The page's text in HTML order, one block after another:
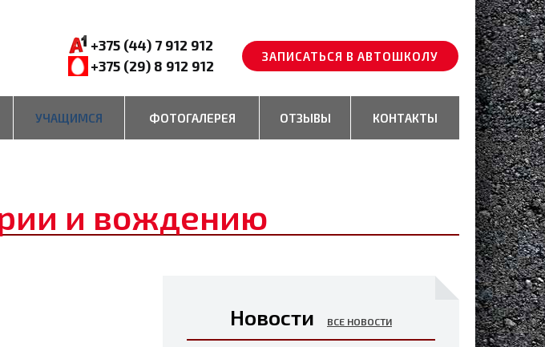
+375 (44) 7 912 912
+375 (29) 8 912 912
ЗАПИСАТЬСЯ В АВТОШКОЛУ
УЧАЩИМСЯ ФОТОГАЛЕРЕЯ ОТЗЫВЫ КОНТАКТЫ
и вождению
Новости ВСЕ НОВОСТИ